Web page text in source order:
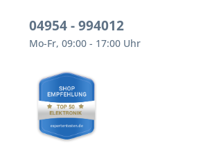
04954 - 994012
Mo-Fr, 09:00 - 17:00 Uhr